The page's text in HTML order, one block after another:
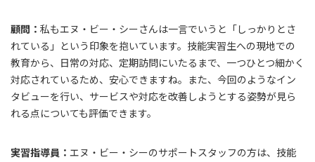
顧問： 私もエヌ・ビー・シーさんは一言でいうと「しっかりとさ
れている」という印象を抱いています。技能実習生への現地での
教育から、日常の対応、定期訪問にいたるまで、一つひとつ細かく
対応されているため、安心できますね。また、今回のようなイン
タビューを行い、サービスや対応を改善しようとする姿勢が見ら
れる点についても評価できます。
実習指導員： エヌ・ビー・シーのサポートスタッフの方は、技能